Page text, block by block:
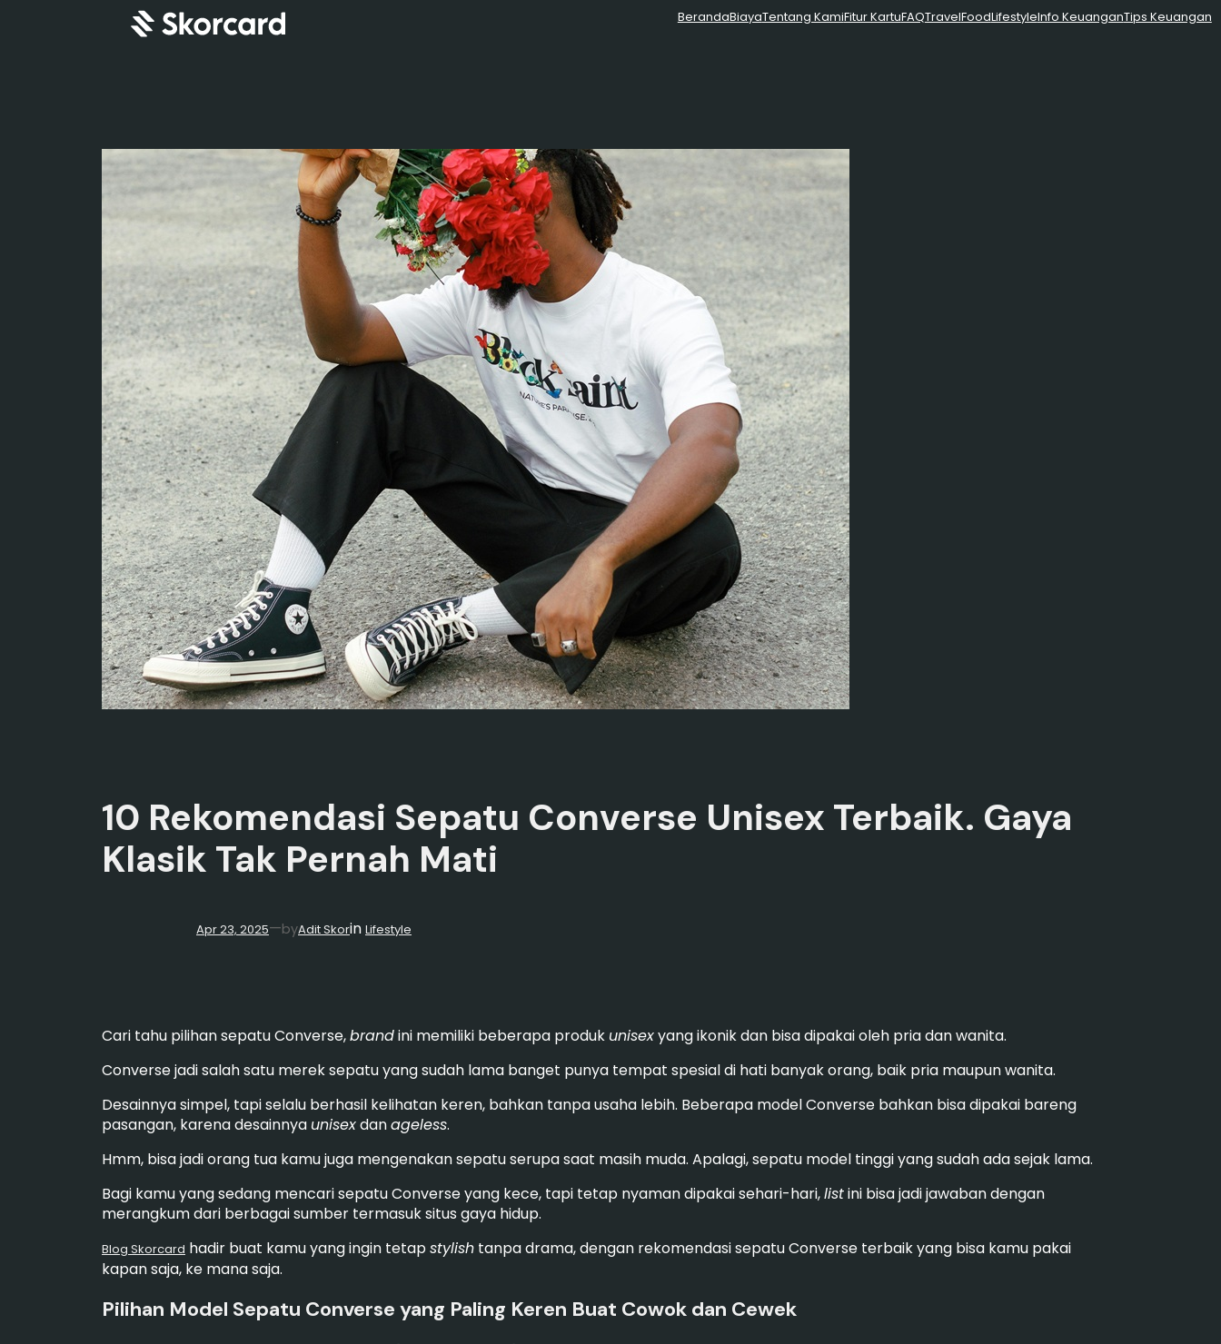
BerandaBiayaTentang KamiFitur KartuFAQTravelFoodLifestyleInfo KeuanganTips Keuangan
10 Rekomendasi Sepatu Converse Unisex Terbaik. Gaya
Klasik Tak Pernah Mati
Apr 23, 2025—byAdit Skorin Lifestyle
Cari tahu pilihan sepatu Converse,brandini memiliki beberapa produk unisexyang ikonik dan bisa dipakai oleh pria dan wanita.
Converse jadi salah satu merek sepatu yang sudah lama banget punya tempat spesial di hati banyak orang, baik pria maupun wanita.
Desainnya simpel, tapi selalu berhasil kelihatan keren, bahkan tanpa usaha lebih. Beberapa model Converse bahkan bisa dipakai bareng
pasangan, karena desainnya unisexdanageless.
Hmm, bisa jadi orang tua kamu juga mengenakan sepatu serupa saat masih muda. Apalagi, sepatu model tinggi yang sudah ada sejak lama.
Bagi kamu yang sedang mencari sepatu Converse yang kece, tapi tetap nyaman dipakai sehari-hari,listini bisa jadi jawaban dengan
merangkum dari berbagai sumber termasuk situs gaya hidup.
Blog Skorcard hadir buat kamu yang ingin tetapstylish tanpa drama, dengan rekomendasi sepatu Converse terbaik yang bisa kamu pakai
kapan saja, ke mana saja.
Pilihan Model Sepatu Converse yang Paling Keren Buat Cowok dan Cewek